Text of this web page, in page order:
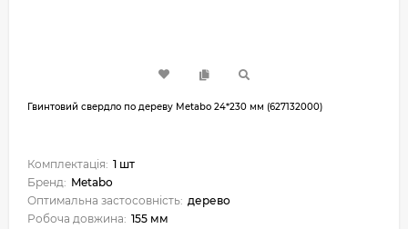
Гвинтовий свердло по дереву Metabo 24*230 мм (627132000)
Комплектація: 1 шт
Бренд: Metabo
Оптимальна застосовність: дерево
Робоча довжина: 155 мм